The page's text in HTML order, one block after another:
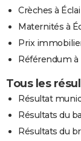
Crèches à
Maternités à
Prix
Référendum à
Tous les
Résultat
Résultats du
Résultats du